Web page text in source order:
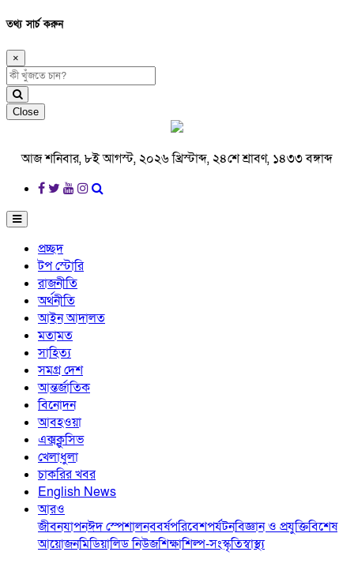
তথ্য সার্চ করুন
×
Close
আজ শনিবার, ৮ই আগস্ট, ২০২৬ খ্রিস্টাব্দ, ২৪শে শ্রাবণ, ১৪৩৩ বঙ্গাব্দ
প্রচ্ছদ
টপ স্টোরি
রাজনীতি
অর্থনীতি
আইন আদালত
মতামত
সাহিত্য
সমগ্র দেশ
আন্তর্জাতিক
বিনোদন
আবহওয়া
এক্সক্লুসিভ
খেলাধুলা
চাকরির খবর
English News
আরও
জীবনযাপনঈদ স্পেশালনববর্ষপরিবেশপর্যটনবিজ্ঞান ও প্রযুক্তিবিশেষ
আয়োজনমিডিয়ালিড নিউজশিক্ষাশিল্প-সংস্কৃতিস্বাস্থ্য